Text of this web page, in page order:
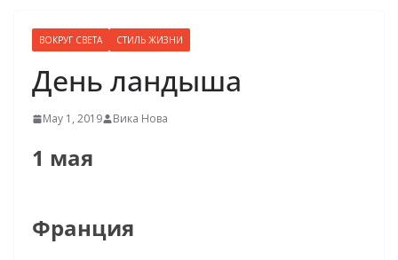
ВОКРУГ СВЕТА СТИЛЬ ЖИЗНИ
День ландыша
May 1, 2019 Вика Нова
1 мая
Франция